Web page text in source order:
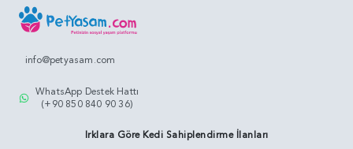
info@petyasam.com
WhatsApp Destek Hattı
(+90 850 840 90 36)
Irklara Göre Kedi Sahiplendirme İlanları